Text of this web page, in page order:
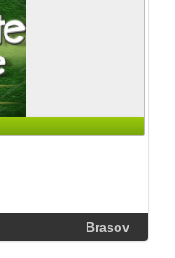
Brasov